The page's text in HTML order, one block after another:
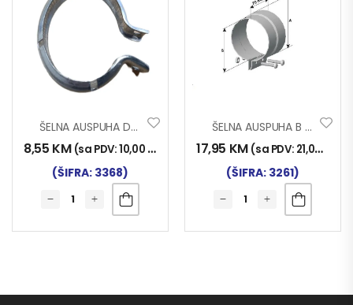
ŠELNA AUSPUHA D80
8,55 KM (sa PDV:10,00 KM
(ŠIFRA: 3368)
ŠELNA AUSPUHA B 115
17,95 KM (sa PDV: 21,00
(ŠIFRA: 3261)